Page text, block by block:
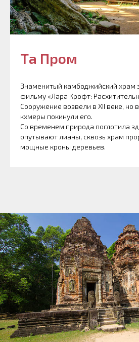
Та Пром
Знаменитый камбоджийский храм
фильму «Лара Крофт:
Сооружение возвели в XII веке, но
кхмеры покинули его.
Со временем природа поглотила
опутывают лианы, сквозь храм
мощные кроны деревьев.